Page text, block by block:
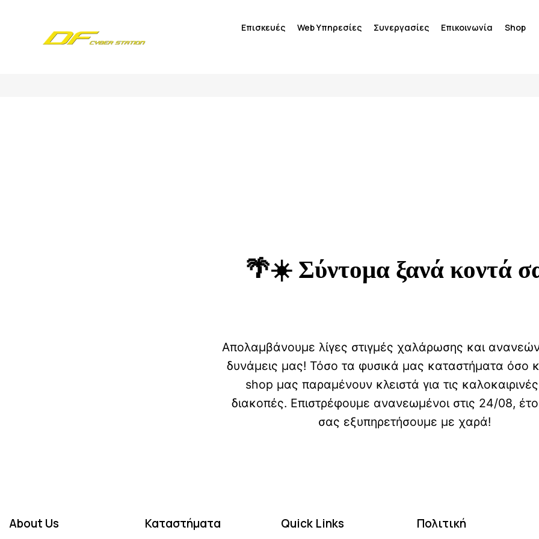
Επισκευές Web Υπηρεσίες Συνεργασίες Επικοινωνία
Shop
About Us Καταστήματα Quick Links Πολιτική